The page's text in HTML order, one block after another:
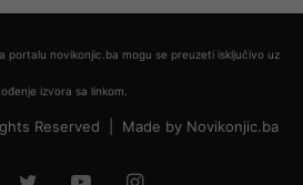
portalu novikonjic.ba mogu se preuzeti isključivo uz
izvora sa linkom.
Reserved | Made by Novikonjic.ba
TwitterYouTubeInstagram